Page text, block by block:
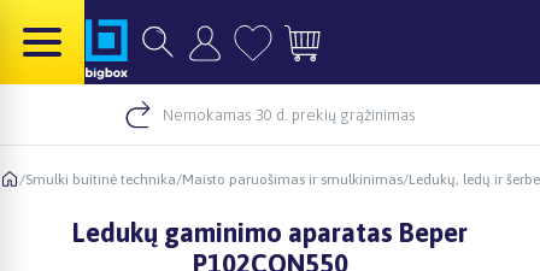
Nemokamas 30 d. prekių grąžinimas
/Smulki buitinė technika/Maisto paruošimas ir smulkinimas/Ledukų, ledų ir
Ledukų gaminimo aparatas Beper
P102CON550